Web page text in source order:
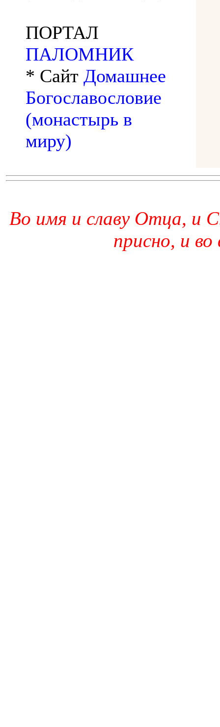
ПОРТАЛ
ПАЛОМНИК
* Сайт Домашнее
Богославословие
(монастырь в
миру)
Во имя и славу Отца, и
присно, и во